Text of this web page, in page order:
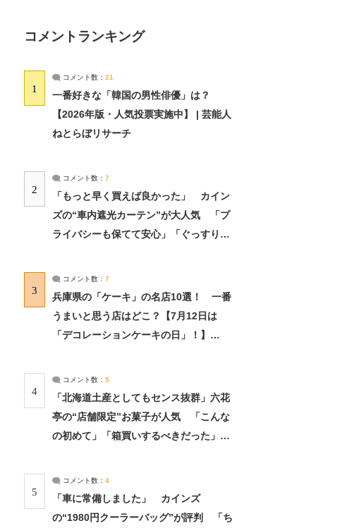
コメントランキング
1
コメント数： 21
一番好きな「韓国の男性俳優」は？
【2026年版・人気投票実施中】 | 芸能人
ねとらぼリサーチ
2
コメント数： 7
「もっと早く買えば良かった」 カイン
ズの“車内遮光カーテン”が大人気 「プ
ライバシーも保てて安心」「ぐっすり眠
3
コメント数： 7
兵庫県の「ケーキ」の名店10選！ 一番
うまいと思う店はどこ？【7月12日は
「デコレーションケーキの日」！】
4
コメント数： 5
「北海道土産としてもセンス抜群」六花
亭の“店舗限定”お菓子が人気 「こんな
の初めて」「箱買いするべきだった」
5
コメント数： 4
「車に常備しました」 カインズ
の“1980円クーラーバッグ”が評判 「ち